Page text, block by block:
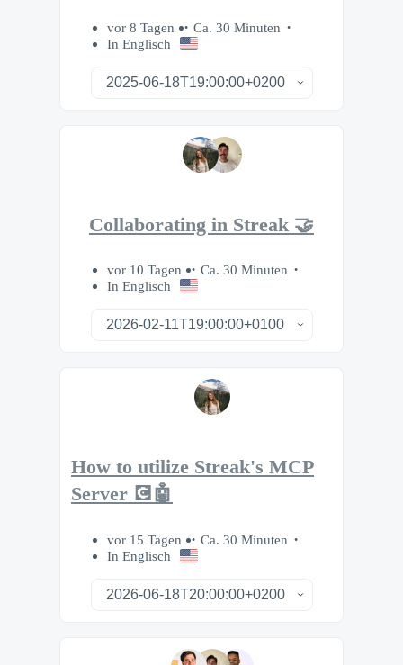
vor 8 Tagen
Ca. 30 Minuten
In Englisch
Collaborating in Streak 🤝
vor 10 Tagen
Ca. 30 Minuten
In Englisch
How to utilize Streak's MCP
Server 💽🤖
vor 15 Tagen
Ca. 30 Minuten
In Englisch